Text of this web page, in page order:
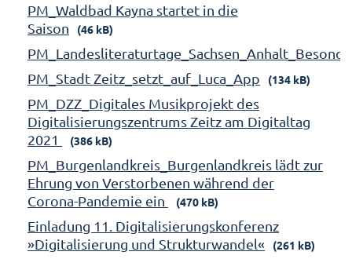
PM_Waldbad Kayna startet in die
Saison
(46 kB)
PM_Stadt Zeitz_setzt_auf_Luca_App
(134 kB)
PM_DZZ_Digitales Musikprojekt des
Digitalisierungszentrums Zeitz am Digitaltag
2021
(386 kB)
PM_Burgenlandkreis_Burgenlandkreis lädt zur
Ehrung von Verstorbenen während der
Corona-Pandemie ein
(470 kB)
Einladung 11. Digitalisierungskonferenz
»Digitalisierung und Strukturwandel«
(261 kB)